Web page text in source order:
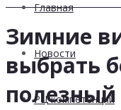
Главная
Новости
РЦ компетенций
Зимние
выбрать